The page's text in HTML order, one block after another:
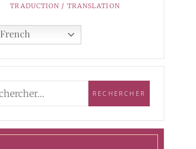
TRADUCTION / TRANSLATION
French